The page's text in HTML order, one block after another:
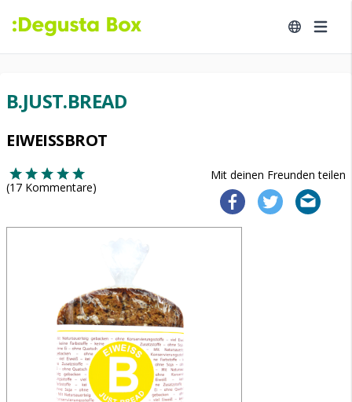
B.JUST.BREAD
EIWEISSBROT
Mit deinen Freunden teilen
(17 Kommentare)